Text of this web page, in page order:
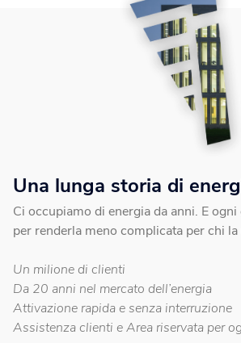
Una lunga storia di
Ci occupiamo di energia da anni. E
per renderla meno complicata per chi la
Un milione di clienti
Da 20 anni nel mercato dell’energia
Attivazione rapida e senza interruzione
Assistenza clienti e Area riservata per